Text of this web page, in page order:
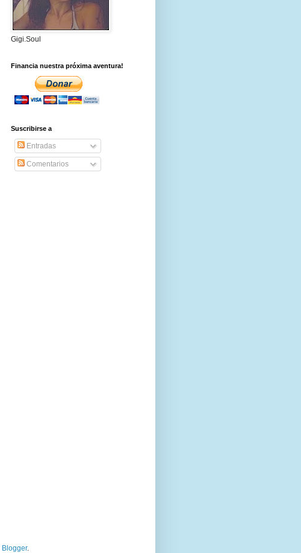
Gigi.Soul
Financia nuestra próxima aventura!
Suscribirse a
Entradas
Comentarios
Blogger.